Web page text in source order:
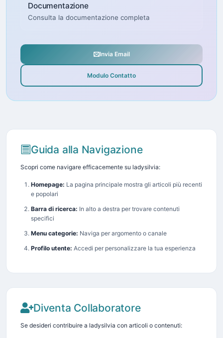
Documentazione
Consulta la documentazione completa
Invia Email
Modulo Contatto
Guida alla Navigazione
Scopri come navigare efficacemente su ladysilvia:
Homepage: La pagina principale mostra gli articoli più recenti
e popolari
Barra di ricerca: In alto a destra per trovare contenuti
specifici
Menu categorie: Naviga per argomento o canale
Profilo utente: Accedi per personalizzare la tua esperienza
Diventa Collaboratore
Se desideri contribuire a ladysilvia con articoli o contenuti: